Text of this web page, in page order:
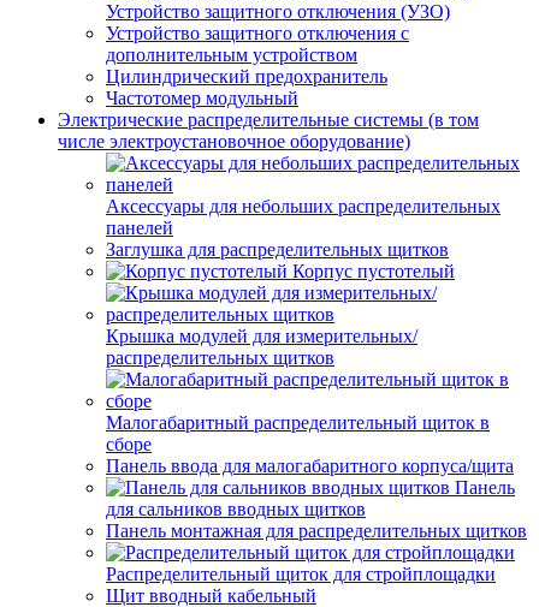
Устройство защитного отключения (УЗО)
Устройство защитного отключения с
дополнительным устройством
Цилиндрический предохранитель
Частотомер модульный
Электрические распределительные системы (в том
числе электроустановочное оборудование)
Аксессуары для небольших распределительных
панелей
Заглушка для распределительных щитков
Корпус пустотелый
Крышка модулей для измерительных/
распределительных щитков
Малогабаритный распределительный щиток в
сборе
Панель ввода для малогабаритного корпуса/щита
Панель
для сальников вводных щитков
Панель монтажная для распределительных щитков
Распределительный щиток для стройплощадки
Щит вводный кабельный